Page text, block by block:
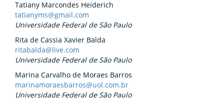
Tatiany Marcondes Heiderich
tatianyms@gmail.com
Universidade Federal de São Paulo
Rita de Cassia Xavier Balda
ritabalda@live.com
Universidade Federal de São Paulo
Marina Carvalho de Moraes Barros
marinamoraesbarros@uol.com.br
Universidade Federal de São Paulo